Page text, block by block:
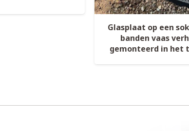
Glasplaat op een
banden vaas
gemonteerd in het